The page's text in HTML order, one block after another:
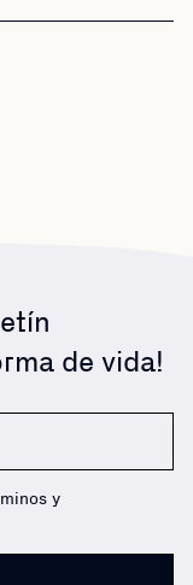
de vida!
y